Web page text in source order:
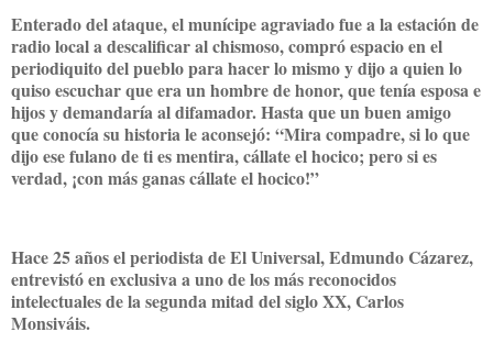
Enterado del ataque, el munícipe agraviado fue a la estación de
radio local a descalificar al chismoso, compró espacio en el
periodiquito del pueblo para hacer lo mismo y dijo a quien lo
quiso escuchar que era un hombre de honor, que tenía esposa e
hijos y demandaría al difamador. Hasta que un buen amigo
que conocía su historia le aconsejó: “Mira compadre, si lo que
dijo ese fulano de ti es mentira, cállate el hocico; pero si es
verdad, ¡con más ganas cállate el hocico!”
Hace 25 años el periodista de El Universal, Edmundo Cázarez,
entrevistó en exclusiva a uno de los más reconocidos
intelectuales de la segunda mitad del siglo XX, Carlos
Monsiváis.